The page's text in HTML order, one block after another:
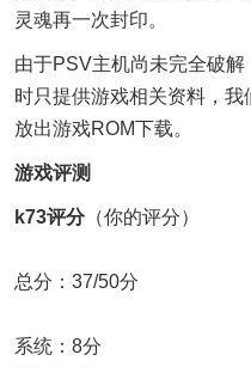
灵魂再一次封印。
由于PSV主机尚未完全破
时只提供游戏相关资料，
放出游戏ROM下载。
游戏评测
k73评分（你的评分）
总分：37/50分
系统：8分